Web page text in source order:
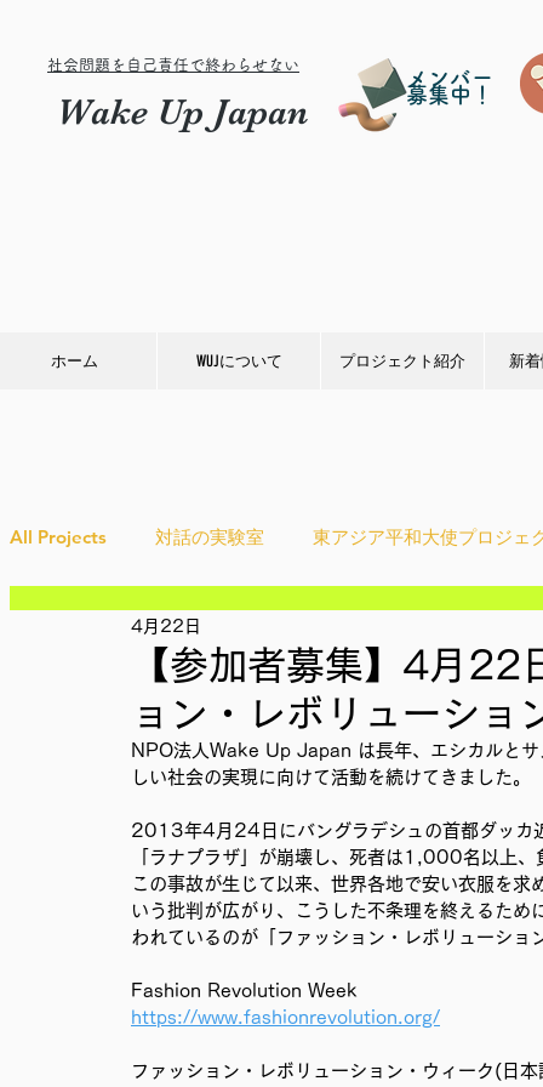
社会問題を自己責任で終わらせない
Wake Up Japan
メンバー
募集中！
ホーム WUJについて プロジェクト紹介 新
All Projects 対話の実験室 東アジア平和大使プロジェ
Ethical＆Sustainably
IMPACT Japan studytour YouthCan
かなさうちなー セルフケアプロジェクト 教材開
SDGカフェでふらっとアクション ことばのたまり場
国際会議 現地調査訪問
【参加者募集】4月
ョン・レボリューショ
4月22日
NPO法人Wake Up Japan は長年、エシカルと
しい社会の実現に向けて活動を続けてきました。
2013年4月24日にバングラデシュの首都ダッカ
「ラナプラザ」が崩壊し、死者は1,000名以上
この事故が生じて以来、世界各地で安い衣服を
いう批判が広がり、こうした不条理を終えるた
われているのが「ファッション・レボリューショ
Fashion Revolution Week
https://www.fashionrevolution.org/
ファッション・レボリューション・ウィーク(日本